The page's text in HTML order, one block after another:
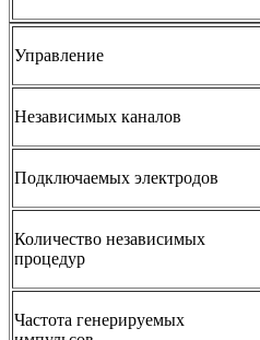
Управление
Независимых каналов
Подключаемых электродов
Количество независимых
процедур
Частота генерируемых